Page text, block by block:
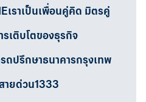
เราเป็นเพื่อนคู่คิด มิตรคู่
เติบโตของธุรกิจ
ถปรึกษาธนาคารกรุงเทพ
ายด่วน1333